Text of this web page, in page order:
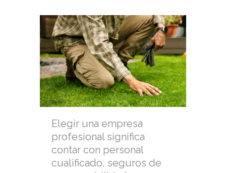
Elegir una empresa
profesional significa
contar con personal
cualificado, seguros de